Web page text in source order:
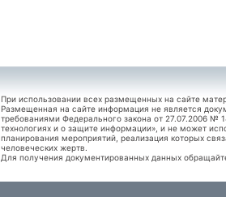
При использовании всех размещенных на сайте
Размещенная на сайте информация не является
требованиями Федерального закона от 27.07.2006
технологиях и о защите информации», и не может
планирования мероприятий, реализация которых
человеческих жертв.
Для получения документированных данных